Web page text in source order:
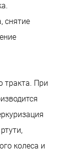
снятие
тракта. При
колеса и